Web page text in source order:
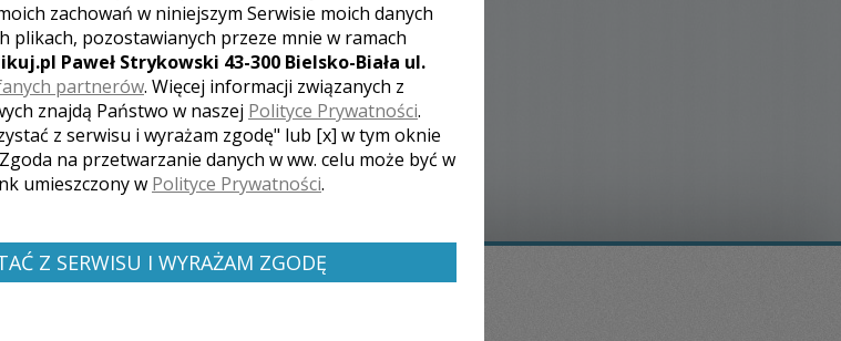
Liczba pozycji:2
MIAST:
zachowań w niniejszym Serwisie moich danych
plikach, pozostawianych przeze mnie w ramach
Paweł Strykowski 43-300 Bielsko-Biała ul.
partnerów. Więcej informacji związanych z
znajdą Państwo w naszej Polityce Prywatności.
z serwisu i wyrażam zgodę" lub [x] w tym oknie
na przetwarzanie danych w ww. celu może być w
umieszczony w Polityce Prywatności.
Z SERWISU I WYRAŻAM ZGODĘ